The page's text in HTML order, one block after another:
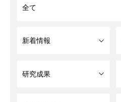
全て
新着情報
研究成果